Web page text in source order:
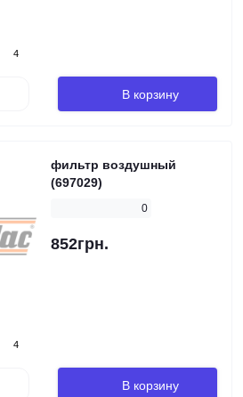
4
В корзину
4
фильтр воздушный
(697029)
0
852грн.
В корзину